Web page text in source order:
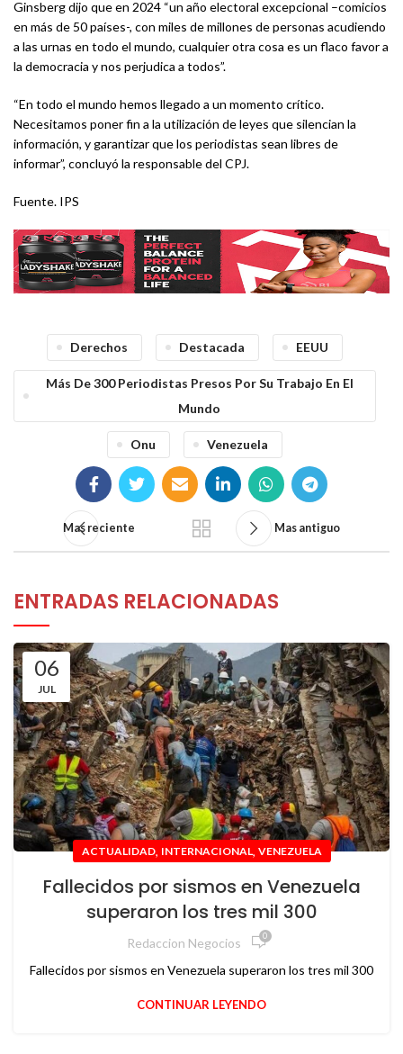
Ginsberg dijo que en 2024 “un año electoral excepcional –comicios
en más de 50 países-, con miles de millones de personas acudiendo
a las urnas en todo el mundo, cualquier otra cosa es un flaco favor a
la democracia y nos perjudica a todos”.
“En todo el mundo hemos llegado a un momento crítico.
Necesitamos poner fin a la utilización de leyes que silencian la
información, y garantizar que los periodistas sean libres de
informar”, concluyó la responsable del CPJ.
Fuente. IPS
Derechos Destacada EEUU
Más De 300 Periodistas Presos Por Su Trabajo En El
Mundo
Onu Venezuela
Mas reciente Mas antiguo
ENTRADAS RELACIONADAS
06
JUL
ACTUALIDAD, INTERNACIONAL, VENEZUELA
Fallecidos por sismos en Venezuela
superaron los tres mil 300
Redaccion Negocios 0
Fallecidos por sismos en Venezuela superaron los tres mil 300
CONTINUAR LEYENDO